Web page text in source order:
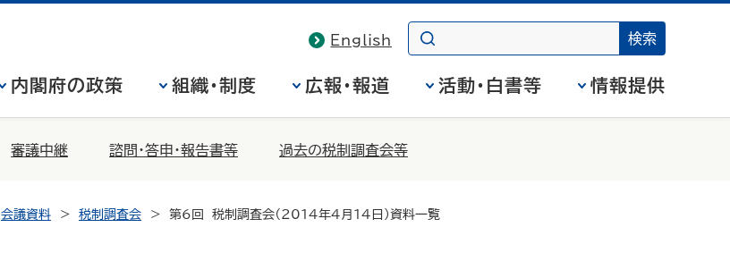
English
内閣府の政策 組織・制度 広報・報道 活動・白書等 情報提供
審議中継 諮問・答申・報告書等 過去の税制調査会等
会議資料 税制調査会 第6回 税制調査会（2014年4月14日）資料一覧